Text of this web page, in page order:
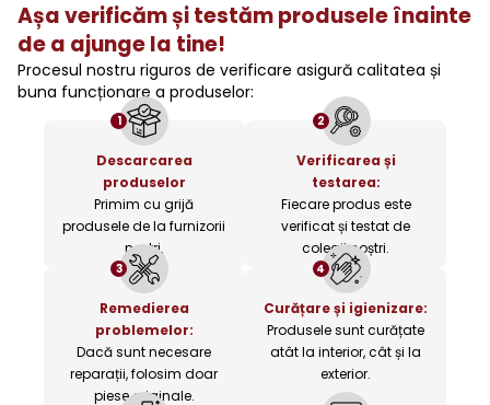
Așa verificăm și testăm produsele înainte
de a ajunge la tine!
Procesul nostru riguros de verificare asigură calitatea și
buna funcționare a produselor:
1
Descarcarea
produselor
Primim cu grijă
produsele de la furnizorii
noștri.
2
Verificarea și
testarea:
Fiecare produs este
verificat și testat de
colegii noștri.
3
Remedierea
problemelor:
Dacă sunt necesare
reparații, folosim doar
piese originale.
4
Curățare și igienizare:
Produsele sunt curățate
atât la interior, cât și la
exterior.